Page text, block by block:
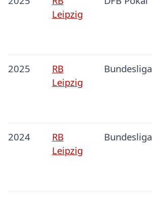
Leipzig
2025
RB
Leipzig
Bundesliga
2024
RB
Leipzig
Bundesliga